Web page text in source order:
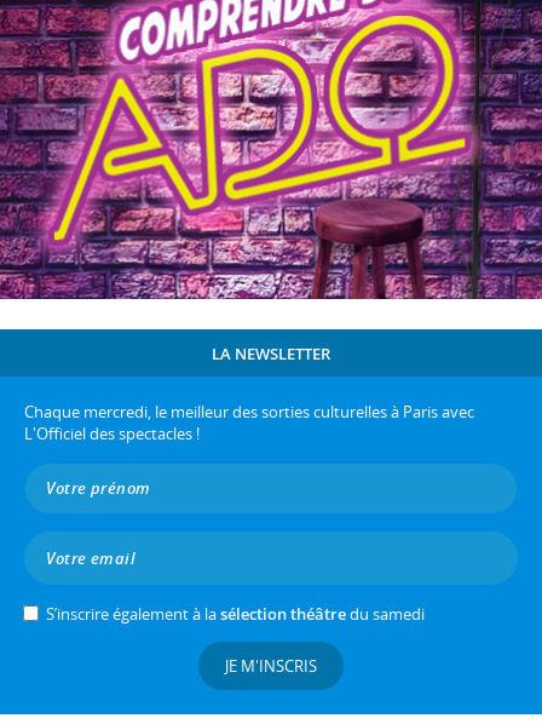
LA NEWSLETTER
Chaque mercredi, le meilleur des sorties culturelles à Paris avec
L'Officiel des spectacles !
S’inscrire également à lasélection théâtredu samedi
JE M'INSCRIS